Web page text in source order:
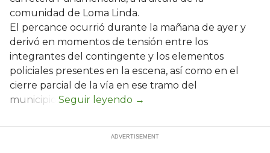
comunidad de Loma Linda.
El percance ocurrió durante la mañana de ayer y
derivó en momentos de tensión entre los
integrantes del contingente y los elementos
policiales presentes en la escena, así como en el
cierre parcial de la vía en ese tramo del
municipio.